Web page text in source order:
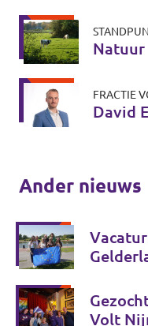
Natuur
FRACTIE
David
Ander nieuws
Gelderland
Volt